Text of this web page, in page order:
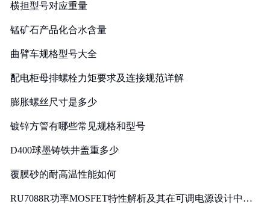
横担型号对应重量
锰矿石产品化合水含量
曲臂车规格型号大全
配电柜母排螺栓力矩要求及连接规范详解
膨胀螺丝尺寸是多少
镀锌方管有哪些常见规格和型号
D400球墨铸铁井盖重多少
覆膜砂的耐高温性能如何
RU7088R功率MOSFET特性解析及其在可调电源设计中的